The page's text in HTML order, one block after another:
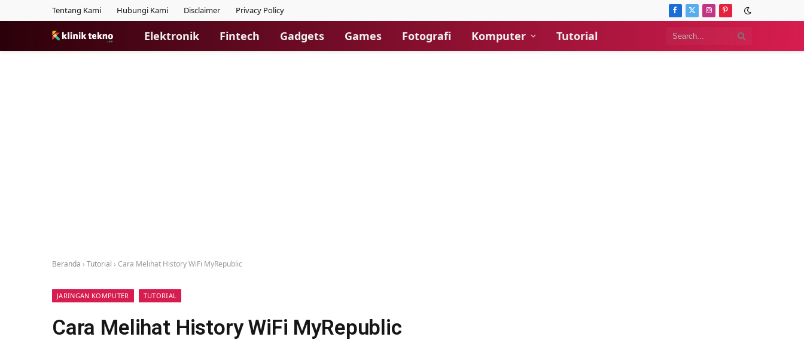
Tentang Kami Hubungi Kami Disclaimer Privacy Policy Facebook
X
Instagram
Pinterest
Elektronik Fintech Gadgets Games Fotografi Komputer Tutorial
Beranda › Tutorial › Cara Melihat History WiFi MyRepublic
JARINGAN KOMPUTER TUTORIAL
Cara Melihat History WiFi MyRepublic